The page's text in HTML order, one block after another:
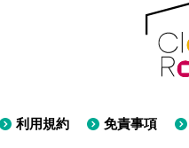
利用規約 免責事項